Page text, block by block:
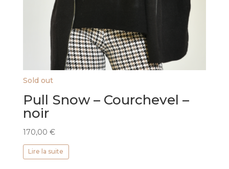
Sold out
Pull Snow – Courchevel –
noir
170,00 €
Lire la suite